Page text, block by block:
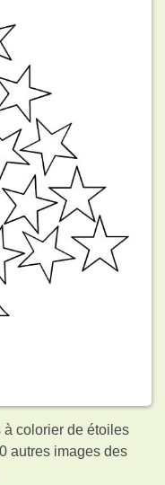
colorier de étoiles
autres images des